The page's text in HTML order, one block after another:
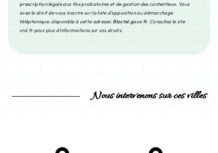
prescription légale aux fins probatoires et de gestion des contentieux. Vous
avez le droit de vous inscrire sur la liste d'opposition au démarchage
téléphonique, disponible à cette adresse: Bloctel.gouv.fr. Consultez le site
cnil.fr pour plus d’informations sur vos droits.
Nous intervenons sur ces villes